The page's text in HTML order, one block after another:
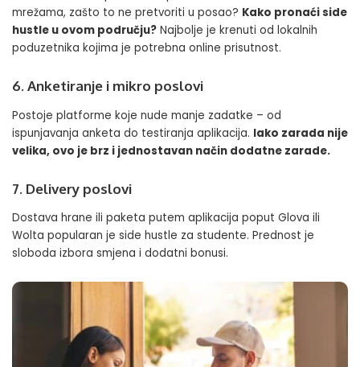
mrežama, zašto to ne pretvoriti u posao? Kako pronaći side
hustle u ovom području? Najbolje je krenuti od lokalnih
poduzetnika kojima je potrebna online prisutnost.
6. Anketiranje i mikro poslovi
Postoje platforme koje nude manje zadatke – od
ispunjavanja anketa do testiranja aplikacija. Iako zarada nije
velika, ovo je brz i jednostavan način dodatne zarade.
7. Delivery poslovi
Dostava hrane ili paketa putem aplikacija poput Glova ili
Wolta popularan je side hustle za studente. Prednost je
sloboda izbora smjena i dodatni bonusi.